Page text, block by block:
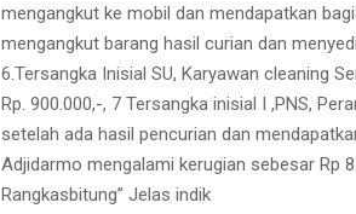
mengangkut ke mobil dan mendapatkan
mengangkut barang hasil curian dan
6.Tersangka Inisial SU, Karyawan cleaning
Rp. 900.000,-, 7 Tersangka inisial I ,PNS,
setelah ada hasil pencurian dan
Adjidarmo mengalami kerugian sebesar Rp
Rangkasbitung” Jelas indik